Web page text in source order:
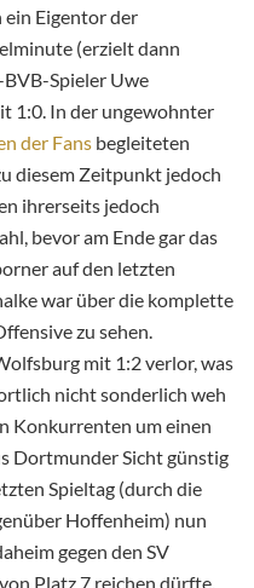
ein Eigentor der
(erzielt dann
Spieler Uwe
1:0. In der ungewohnter
der Fans begleiteten
diesem Zeitpunkt jedoch
ihrerseits jedoch
bevor am Ende gar das
auf den letzten
war über die komplette
zu sehen.
mit 1:2 verlor, was
nicht sonderlich weh
Konkurrenten um einen
Dortmunder Sicht günstig
Spieltag (durch die
Hoffenheim) nun
gegen den SV
Platz 7 reichen dürfte,